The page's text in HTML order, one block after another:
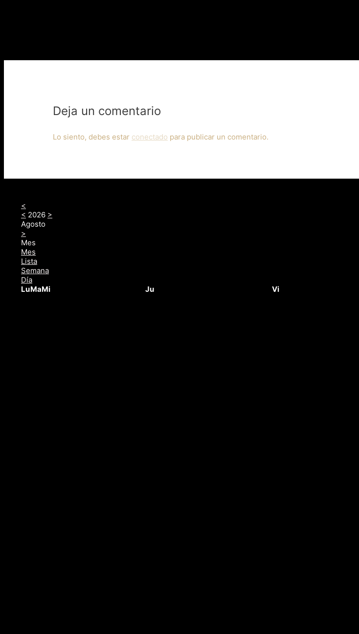
Deja un comentario
Lo siento, debes estar conectado para publicar un comentario.
<
< 2026 >
Agosto
>
Mes
Mes
Lista
Semana
Día
LuMaMi Ju Vi